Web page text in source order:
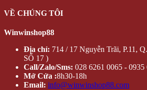
VỀ CHÚNG TÔI
Winwinshop88
Địa chỉ: 714 / 17 Nguyễn Trãi, P.11,
SỐ 17 )
Call/Zalo/Sms: 028 6261 0065 - 0935
Mở Cửa :8h30-18h
Email: info@winwinshop88.com